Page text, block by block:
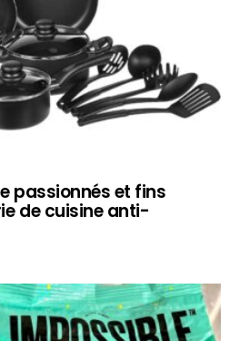
passionnés et fins
de cuisine anti-